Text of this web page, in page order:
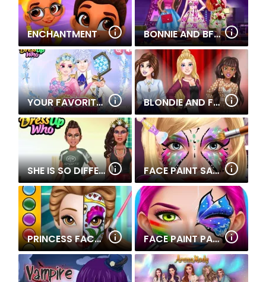
ENCHANTMENT BONNIE AND BFFS VALENTINE DAY PARTY
YOUR FAVORITE ROYAL COUPLE BLONDIE AND FRIENDS SUMMER FASHION SHOW
SHE IS SO DIFFERENT! FACE PAINT SALON
PRINCESS FACE PAINTING TREND FACE PAINT PARTY!